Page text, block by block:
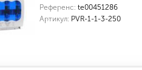
Референс: te00451286
Артикул: PVR-1-1-3-250